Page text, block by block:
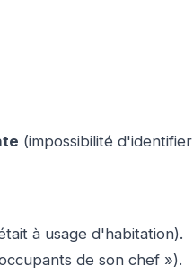
(impossibilité d'identifier
à usage d'habitation).
de son chef »).